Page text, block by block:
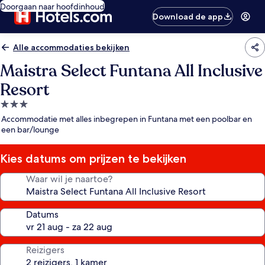
Doorgaan naar hoofdinhoud
Download de app
Alle accommodaties bekijken
Maistra Select Funtana All Inclusive
Resort
3.0-
sterrenaccommodatie
Accommodatie met alles inbegrepen in Funtana met een poolbar en
een bar/lounge
Kies datums om prijzen te bekijken
Waar wil je naartoe?
Datums
Reizigers